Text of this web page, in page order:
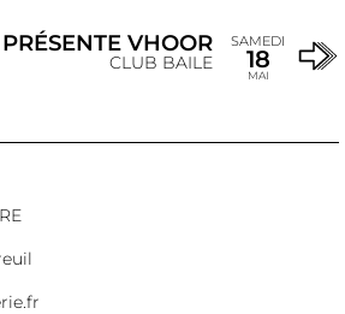
VHOOR
CLUB BAILE
SAMEDI
18
MAI